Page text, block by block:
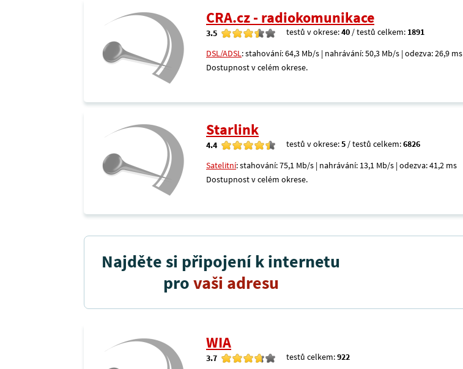
CRA.cz - radiokomunikace
3.5 testů v okrese:40 / testů celkem: 1891
DSL/ADSL: stahování: 64,3 Mb/s | nahrávání: 50,3 Mb/s | odezva: 26,9 ms
Dostupnost v celém okrese.
Starlink
4.4 testů v okrese:5 / testů celkem:6826
Satelitní: stahování: 75,1 Mb/s | nahrávání: 13,1 Mb/s | odezva: 41,2 ms
Dostupnost v celém okrese.
Najděte si připojení k internetu
provaši adresu
WIA
3.7 testů celkem:922